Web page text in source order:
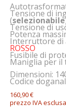
Tensione di
(selezionabile
Tensione di
Potenza
Interruttore di
ROSSO
Fusibile di
Maniglia per
Dimensioni:
Codice
160,90 €
prezzo IVA esclusa